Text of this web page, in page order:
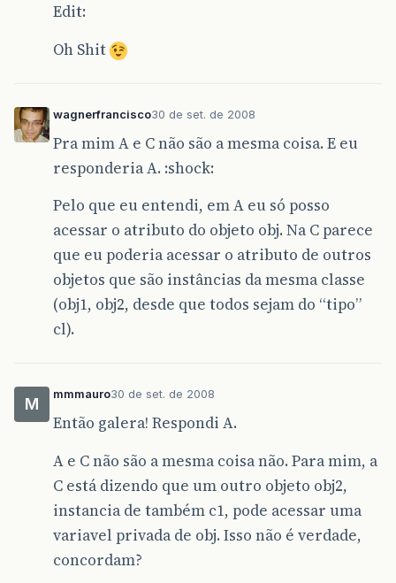
Edit:
Oh Shit
wagnerfrancisco30 de set. de 2008
Pra mim A e C não são a mesma coisa. E eu
responderia A. :shock:
Pelo que eu entendi, em A eu só posso
acessar o atributo do objeto obj. Na C parece
que eu poderia acessar o atributo de outros
objetos que são instâncias da mesma classe
(obj1, obj2, desde que todos sejam do “tipo”
cl).
M
mmmauro30 de set. de 2008
Então galera! Respondi A.
A e C não são a mesma coisa não. Para mim, a
C está dizendo que um outro objeto obj2,
instancia de também c1, pode acessar uma
variavel privada de obj. Isso não é verdade,
concordam?